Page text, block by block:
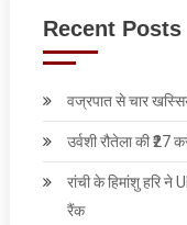
Recent Posts
वज्रपात से चार
उर्वशी रौतेला की ₹27
रांची के हिमांशु हरि ने
रैंक